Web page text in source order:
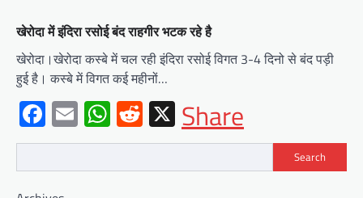
खेरोदा में इंदिरा रसोई बंद राहगीर भटक रहे है
खेरोदा।खेरोदा कस्बे में चल रही इंदिरा रसोई विगत 3-4 दिनो से बंद पड़ी
हुई है। कस्बे में विगत कई महीनों…
Facebook
EmailWhatsApp
Reddit
X
Share
Search